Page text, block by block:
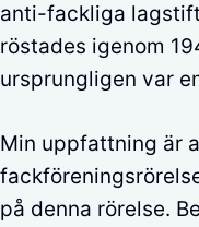
anti-fackliga
röstades igenom
ursprungligen var
Min uppfattning är
på denna rörelse.